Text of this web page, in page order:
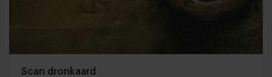
Scan dronkaard